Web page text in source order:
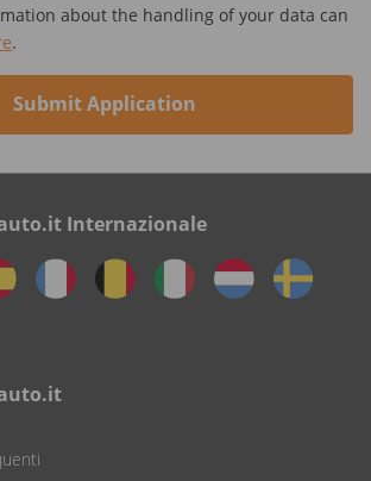
about the handling of your data can
.
Submit Application
Internazionale